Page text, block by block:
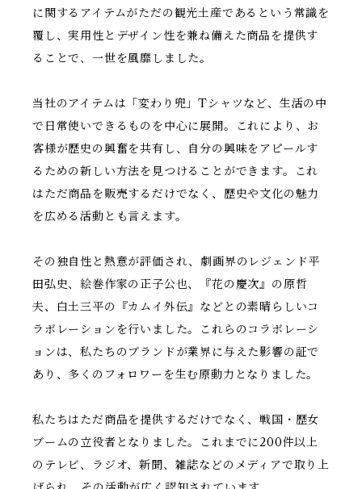
に関するアイテムがただの観光土産であるという常識を
覆し、実用性とデザイン性を兼ね備えた商品を提供す
ることで、一世を風靡しました。
当社のアイテムは「変わり兜」Tシャツなど、生活の中
で日常使いできるものを中心に展開。これにより、お
客様が歴史の興奮を共有し、自分の興味をアピールす
るための新しい方法を見つけることができます。これ
はただ商品を販売するだけでなく、歴史や文化の魅力
を広める活動とも言えます。
その独自性と熱意が評価され、劇画界のレジェンド平
田弘史、絵巻作家の正子公也、『花の慶次』の原哲
夫、白土三平の『カムイ外伝』などとの素晴らしいコ
ラボレーションを行いました。これらのコラボレーシ
ョンは、私たちのブランドが業界に与えた影響の証で
あり、多くのフォロワーを生む原動力となりました。
私たちはただ商品を提供するだけでなく、戦国・歴女
ブームの立役者となりました。これまでに200件以上
のテレビ、ラジオ、新聞、雑誌などのメディアで取り上